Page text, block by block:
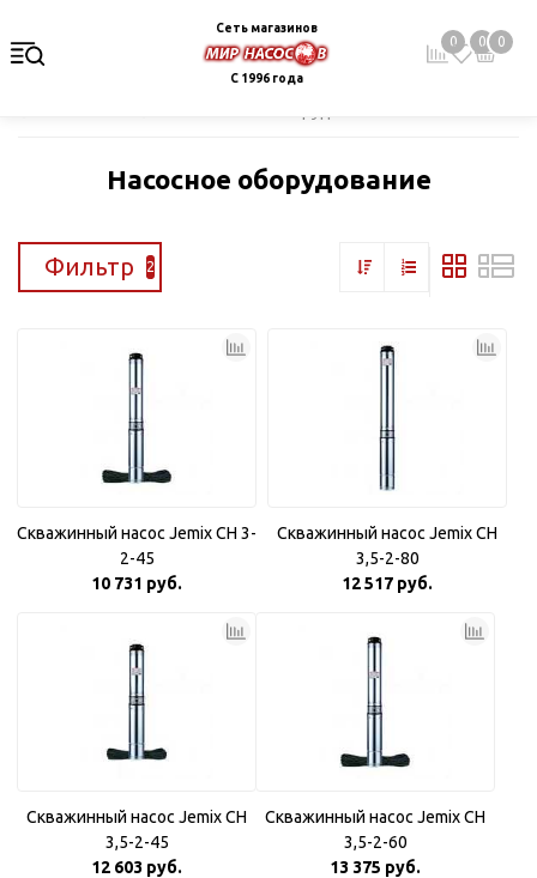
Сеть магазинов
С 1996 года
0 0 0
Насосное оборудование
Фильтр 2
Скважинный насос Jemix CH 3-
2-45
10 731 руб.
Скважинный насос Jemix CH
3,5-2-80
12 517 руб.
Скважинный насос Jemix CH
3,5-2-45
12 603 руб.
Скважинный насос Jemix CH
3,5-2-60
13 375 руб.